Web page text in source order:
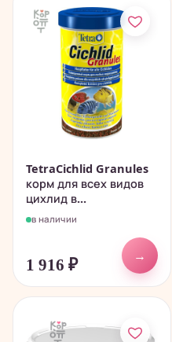
TetraCichlid Granules
корм для всех видов
цихлид в...
в наличии
1 916 ₽
→